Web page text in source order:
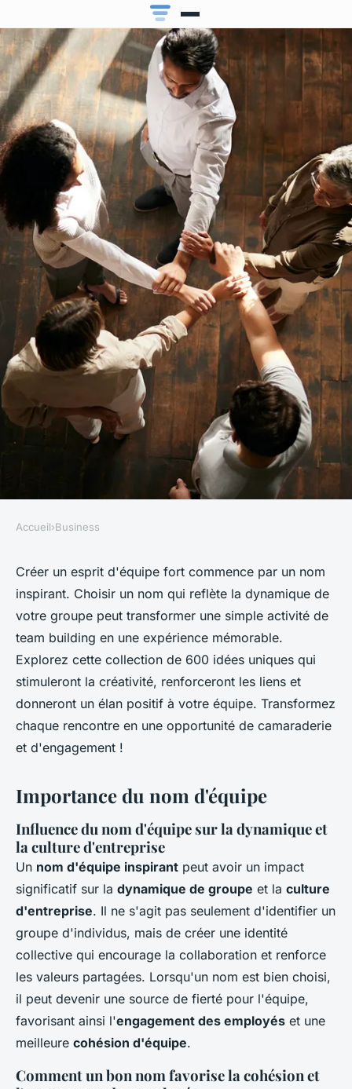
Nom d'équipe team building :
600 idées pour inspirer votre
équipe
Emma•19 novembre 2024• 8 min de lecture
Accueil›Business
Créer un esprit d'équipe fort commence par un nom
inspirant. Choisir un nom qui reflète la dynamique de
votre groupe peut transformer une simple activité de
team building en une expérience mémorable.
Explorez cette collection de 600 idées uniques qui
stimuleront la créativité, renforceront les liens et
donneront un élan positif à votre équipe. Transformez
chaque rencontre en une opportunité de camaraderie
et d'engagement !
Importance du nom d'équipe
Influence du nom d'équipe sur la dynamique et
la culture d'entreprise
Un nom d'équipe inspirant peut avoir un impact
significatif sur la dynamique de groupe et la culture
d'entreprise. Il ne s'agit pas seulement d'identifier un
groupe d'individus, mais de créer une identité
collective qui encourage la collaboration et renforce
les valeurs partagées. Lorsqu'un nom est bien choisi,
il peut devenir une source de fierté pour l'équipe,
favorisant ainsi l'engagement des employés et une
meilleure cohésion d'équipe.
Comment un bon nom favorise la cohésion et